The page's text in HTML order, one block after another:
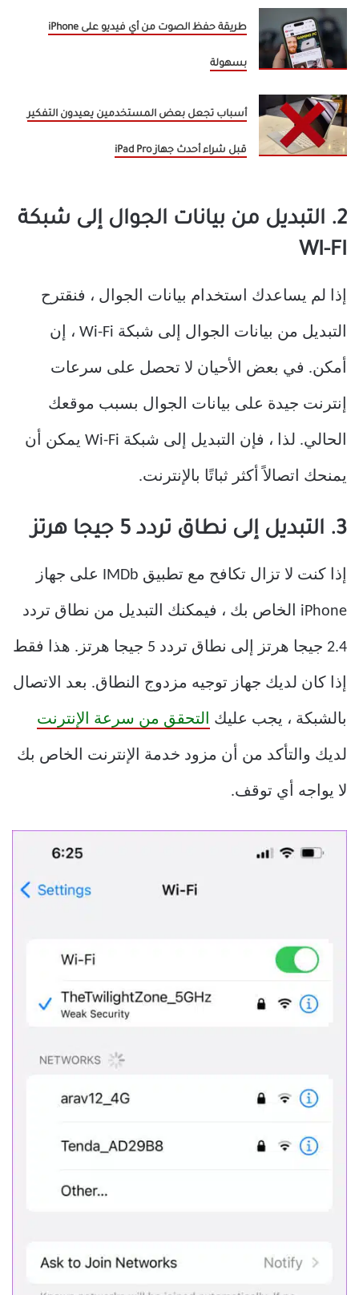
طريقة حفظ الصوت من أي فيديو على iPhone
بسهولة
أسباب تجعل بعض المستخدمين يعيدون التفكير
قبل شراء أحدث جهاز iPad Pro
2. التبديل من بيانات الجوال إلى شبكة
WI-FI
إذا لم يساعدك استخدام بيانات الجوال ، فنقترح
التبديل من بيانات الجوال إلى شبكة Wi-Fi ، إن
أمكن. في بعض الأحيان لا تحصل على سرعات
إنترنت جيدة على بيانات الجوال بسبب موقعك
الحالي. لذا ، فإن التبديل إلى شبكة Wi-Fi يمكن أن
يمنحك اتصالاً أكثر ثباتًا بالإنترنت.
3. التبديل إلى نطاق تردد 5 جيجا هرتز
إذا كنت لا تزال تكافح مع تطبيق IMDb على جهاز
iPhone الخاص بك ، فيمكنك التبديل من نطاق تردد
2.4 جيجا هرتز إلى نطاق تردد 5 جيجا هرتز. هذا فقط
إذا كان لديك جهاز توجيه مزدوج النطاق. بعد الاتصال
بالشبكة ، يجب عليك التحقق من سرعة الإنترنت
لديك والتأكد من أن مزود خدمة الإنترنت الخاص بك
لا يواجه أي توقف.